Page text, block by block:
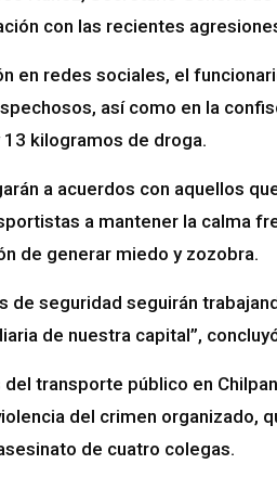
con las recientes
en redes sociales, el
así como en la
13 kilogramos de droga.
a acuerdos con aquellos
a mantener la calma
de generar miedo y zozobra.
de seguridad seguirán
de nuestra capital”,
del transporte público en
del crimen organizado,
de cuatro colegas.